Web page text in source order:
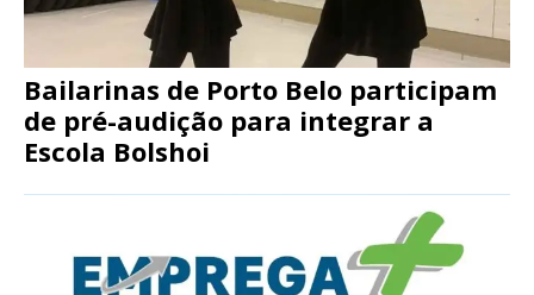
Bailarinas de Porto Belo participam
de pré-audição para integrar a
Escola Bolshoi